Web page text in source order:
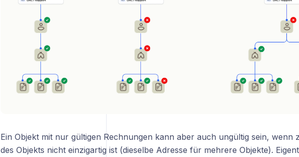
Ein Objekt mit nur gültigen Rechnungen kann aber auch ungültig sein, wenn
des Objekts nicht einzigartig ist (dieselbe Adresse für mehrere Objekte).